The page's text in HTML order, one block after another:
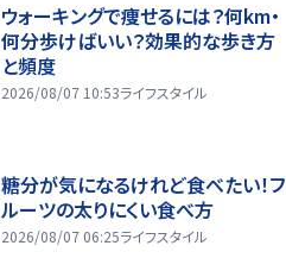
ウォーキングで痩せるには？何km・
何分歩けばいい？効果的な歩き方
と頻度
2026/08/07 10:53ライフスタイル
糖分が気になるけれど食べたい！フ
ルーツの太りにくい食べ方
2026/08/07 06:25ライフスタイル